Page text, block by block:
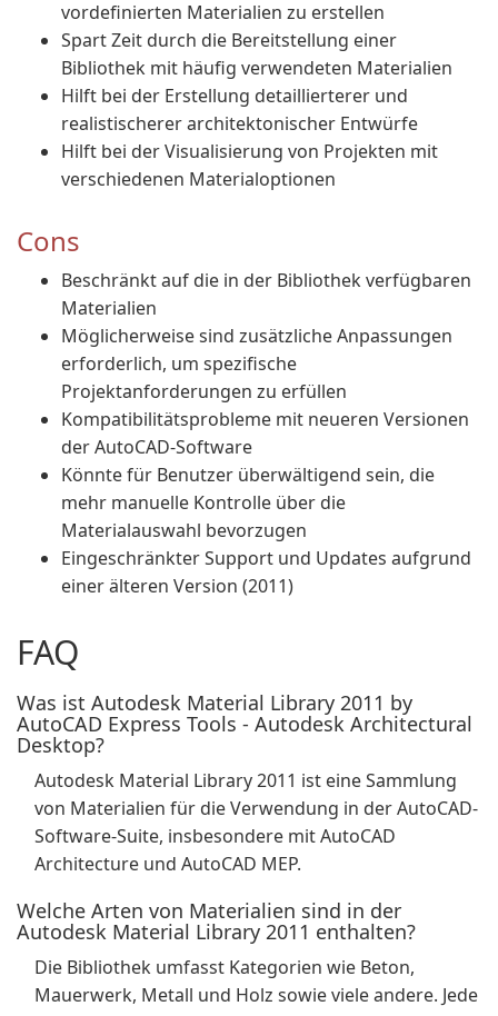
vordefinierten Materialien zu erstellen
Spart Zeit durch die Bereitstellung einer
Bibliothek mit häufig verwendeten Materialien
Hilft bei der Erstellung detaillierterer und
realistischerer architektonischer Entwürfe
Hilft bei der Visualisierung von Projekten mit
verschiedenen Materialoptionen
Cons
Beschränkt auf die in der Bibliothek verfügbaren
Materialien
Möglicherweise sind zusätzliche Anpassungen
erforderlich, um spezifische
Projektanforderungen zu erfüllen
Kompatibilitätsprobleme mit neueren Versionen
der AutoCAD-Software
Könnte für Benutzer überwältigend sein, die
mehr manuelle Kontrolle über die
Materialauswahl bevorzugen
Eingeschränkter Support und Updates aufgrund
einer älteren Version (2011)
FAQ
Was ist Autodesk Material Library 2011 by
AutoCAD Express Tools - Autodesk Architectural
Desktop?
Autodesk Material Library 2011 ist eine Sammlung
von Materialien für die Verwendung in der AutoCAD-
Software-Suite, insbesondere mit AutoCAD
Architecture und AutoCAD MEP.
Welche Arten von Materialien sind in der
Autodesk Material Library 2011 enthalten?
Die Bibliothek umfasst Kategorien wie Beton,
Mauerwerk, Metall und Holz sowie viele andere. Jede